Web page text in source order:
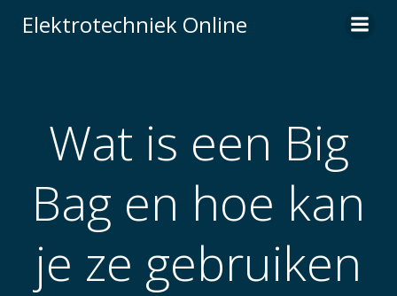
de
Elektrotechniek Online
Wat is een Big
Bag en hoe kan
je ze gebruiken